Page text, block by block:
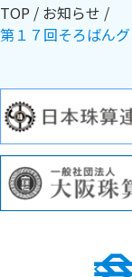
TOP
お知らせ
第１７回そろばん